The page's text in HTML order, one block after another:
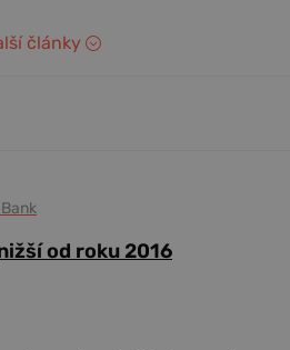
články
od roku 2016